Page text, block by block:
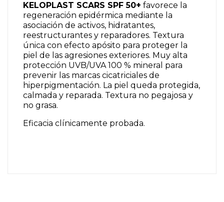
KELOPLAST SCARS SPF 50+ favorece la
regeneración epidérmica mediante la
asociación de activos, hidratantes,
reestructurantes y reparadores. Textura
única con efecto apósito para proteger la
piel de las agresiones exteriores. Muy alta
protección UVB/UVA 100 % mineral para
prevenir las marcas cicatriciales de
hiperpigmentación. La piel queda protegida,
calmada y reparada. Textura no pegajosa y
no grasa.
Eficacia clínicamente probada.